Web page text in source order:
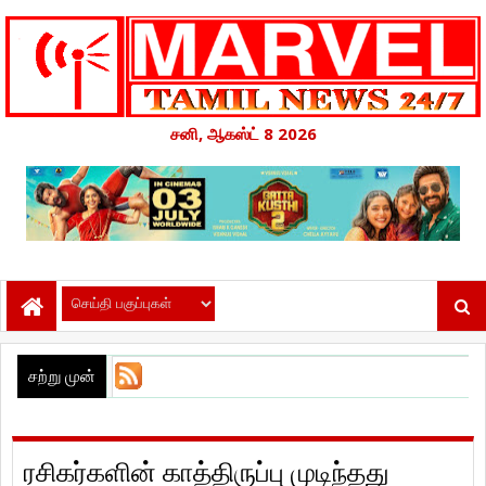
சனி, ஆகஸ்ட் 8 2026
சற்று முன்
ரசிகர்களின் காத்திருப்பு முடிந்தது